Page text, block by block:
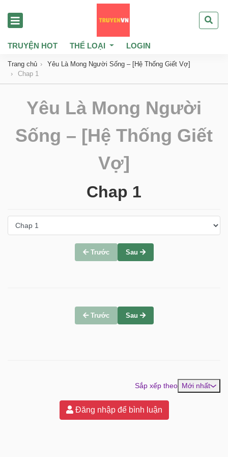
TRUYỆN HOT THỂ LOẠI LOGIN
Trang chủ
Yêu Là Mong Người Sống – [Hệ Thống Giết Vợ]
Chap 1
Yêu Là Mong Người
Sống – [Hệ Thống Giết
Vợ]
Chap 1
Trước Sau
Trước Sau
Sắp xếp theo Mới nhất
Đăng nhập để bình luận